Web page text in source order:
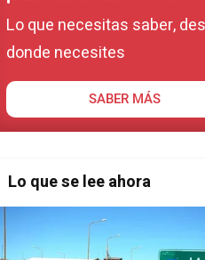
Lo que necesitas saber,
donde necesites
SABER MÁS
Lo que se lee ahora